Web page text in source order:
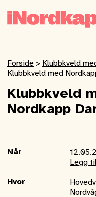
Forside > Klubbkveld
Klubbkveld med
Klubbkveld
Nordkapp
Når
Legg
Hvor